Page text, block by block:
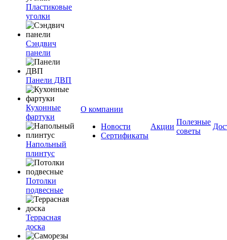
Пластиковые
уголки
Сэндвич
панели
Панели ДВП
Кухонные
фартуки
Напольный
плинтус
Потолки
подвесные
Террасная
доска
О компании
Новости
Сертификаты
Акции
Полезные
советы